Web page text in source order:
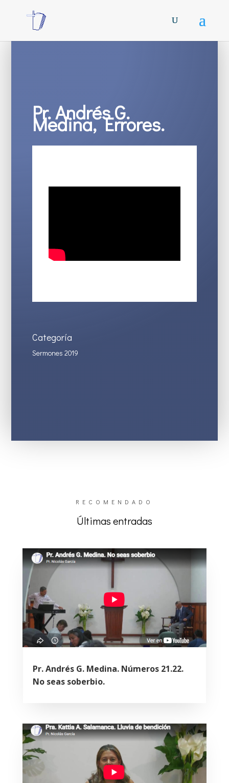
Pr. Andrés G.
Medina, Errores.
Categoría
Sermones 2019
RECOMENDADO
Últimas entradas
Pr. Andrés G. Medina. Números 21.22.
No seas soberbio.